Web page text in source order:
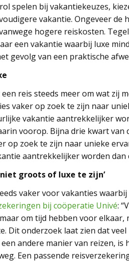
spelen bij vakantiekeuzes,
vakantie. Ongeveer de
hogere reiskosten.
een vakantie waarbij luxe
gevolg van een praktische
reis steeds meer om wat zij
vaker op zoek te zijn naar
vakantie aantrekkelijker
voorop. Bijna drie kwart van
op zoek te zijn naar unieke
aantrekkelijker worden dan
groots of luxe te zijn’
vaker voor vakanties
bij coöperatie Univé:
om tijd hebben voor
Dit onderzoek laat zien dat
andere manier van reizen,
Een passende